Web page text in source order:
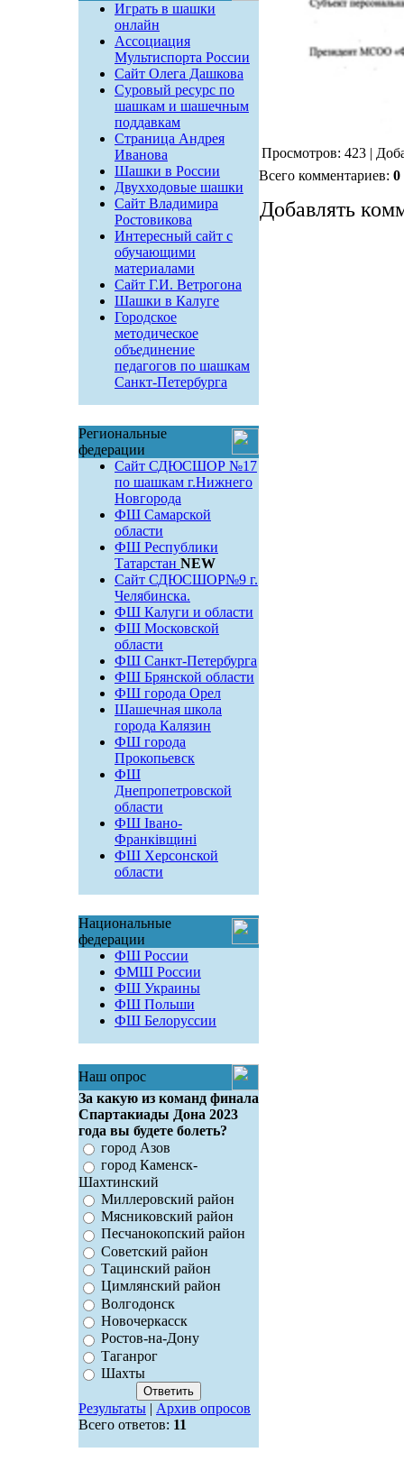
Играть в шашки
онлайн
Ассоциация
Мультиспорта России
Сайт Олега Дашкова
Суровый ресурс по
шашкам и шашечным
поддавкам
Страница Андрея
Иванова
Шашки в России
Двухходовые шашки
Сайт Владимира
Ростовикова
Интересный сайт с
обучающими
материалами
Сайт Г.И. Ветрогона
Шашки в Калуге
Городское
методическое
объединение
педагогов по шашкам
Санкт-Петербурга
Региональные
федерации
Сайт СДЮСШОР №17
по шашкам г.Нижнего
Новгорода
ФШ Самарской
области
ФШ Республики
Татарстан NEW
Сайт СДЮСШОР№9 г.
Челябинска.
ФШ Калуги и области
ФШ Московской
области
ФШ Санкт-Петербурга
ФШ Брянской области
ФШ города Орел
Шашечная школа
города Калязин
ФШ города
Прокопьевск
ФШ
Днепропетровской
области
ФШ Івано-
Франківщині
ФШ Херсонской
области
Национальные
федерации
ФШ России
ФМШ России
ФШ Украины
ФШ Польши
ФШ Белоруссии
Наш опрос
За какую из команд финала
Спартакиады Дона 2023
года вы будете болеть?
город Азов
город Каменск-
Шахтинский
Миллеровский район
Мясниковский район
Песчанокопский район
Советский район
Тацинский район
Цимлянский район
Волгодонск
Новочеркасск
Ростов-на-Дону
Таганрог
Шахты
Результаты| Архив опросов
Всего ответов: 11
Просмотров: 423 |
Всего комментариев: 0
Добавлять